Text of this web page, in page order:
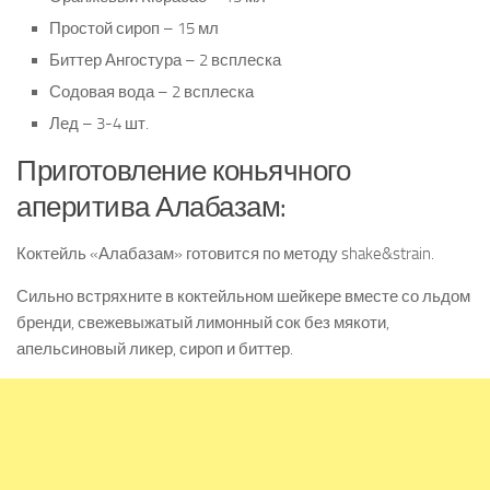
Простой сироп – 15 мл
Биттер Ангостура – 2 всплеска
Содовая вода – 2 всплеска
Лед – 3-4 шт.
Приготовление коньячного
аперитива Алабазам:
Коктейль «Алабазам» готовится по методу shake&strain.
Сильно встряхните в коктейльном шейкере вместе со льдом
бренди, свежевыжатый лимонный сок без мякоти,
апельсиновый ликер, сироп и биттер.